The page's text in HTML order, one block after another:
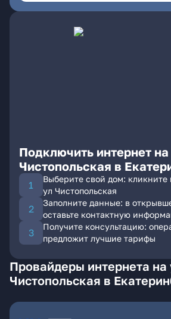
Подключить интернет на
Чистопольская в
Выберите свой дом:
ул Чистопольская
Заполните данные: в
оставьте контактную
Получите консультацию:
предложит лучшие тарифы
Провайдеры интернета на
Чистопольская в